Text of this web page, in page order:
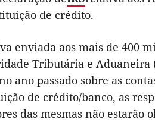
de crédito.
enviada aos mais de 400
Tributária e Aduaneira
ano passado sobre as
de crédito/banco, as
das mesmas não estarão